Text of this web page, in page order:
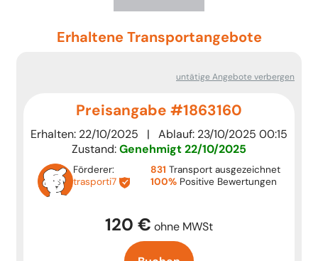
Erhaltene Transportangebote
untätige Angebote verbergen
Preisangabe #1863160
Erhalten: 22/10/2025 | Ablauf: 23/10/2025 00:15
Zustand:Genehmigt22/10/2025
Förderer:
trasporti7
831 Transport ausgezeichnet
100% Positive Bewertungen
120 € ohne MWSt